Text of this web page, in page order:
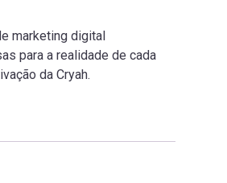
marketing digital
para a realidade de cada
da Cryah.